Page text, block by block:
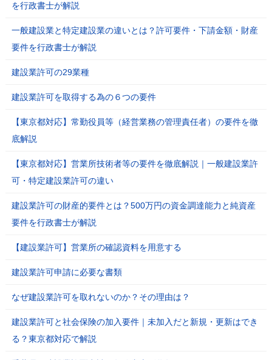
を行政書士が解説
一般建設業と特定建設業の違いとは？許可要件・下請金額・財産
要件を行政書士が解説
建設業許可の29業種
建設業許可を取得する為の６つの要件
【東京都対応】常勤役員等（経営業務の管理責任者）の要件を徹
底解説
【東京都対応】営業所技術者等の要件を徹底解説｜一般建設業許
可・特定建設業許可の違い
建設業許可の財産的要件とは？500万円の資金調達能力と純資産
要件を行政書士が解説
【建設業許可】営業所の確認資料を用意する
建設業許可申請に必要な書類
なぜ建設業許可を取れないのか？その理由は？
建設業許可と社会保険の加入要件｜未加入だと新規・更新はでき
る？東京都対応で解説